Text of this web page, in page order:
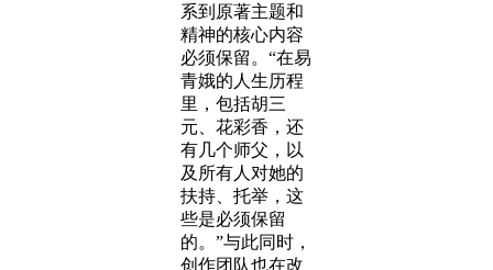
系到原著主题和
精神的核心内容
必须保留。“在易
青娥的人生历程
里，包括胡三
元、花彩香，还
有几个师父，以
及所有人对她的
扶持、托举，这
些是必须保留
的。”与此同时，
创作团队也在改